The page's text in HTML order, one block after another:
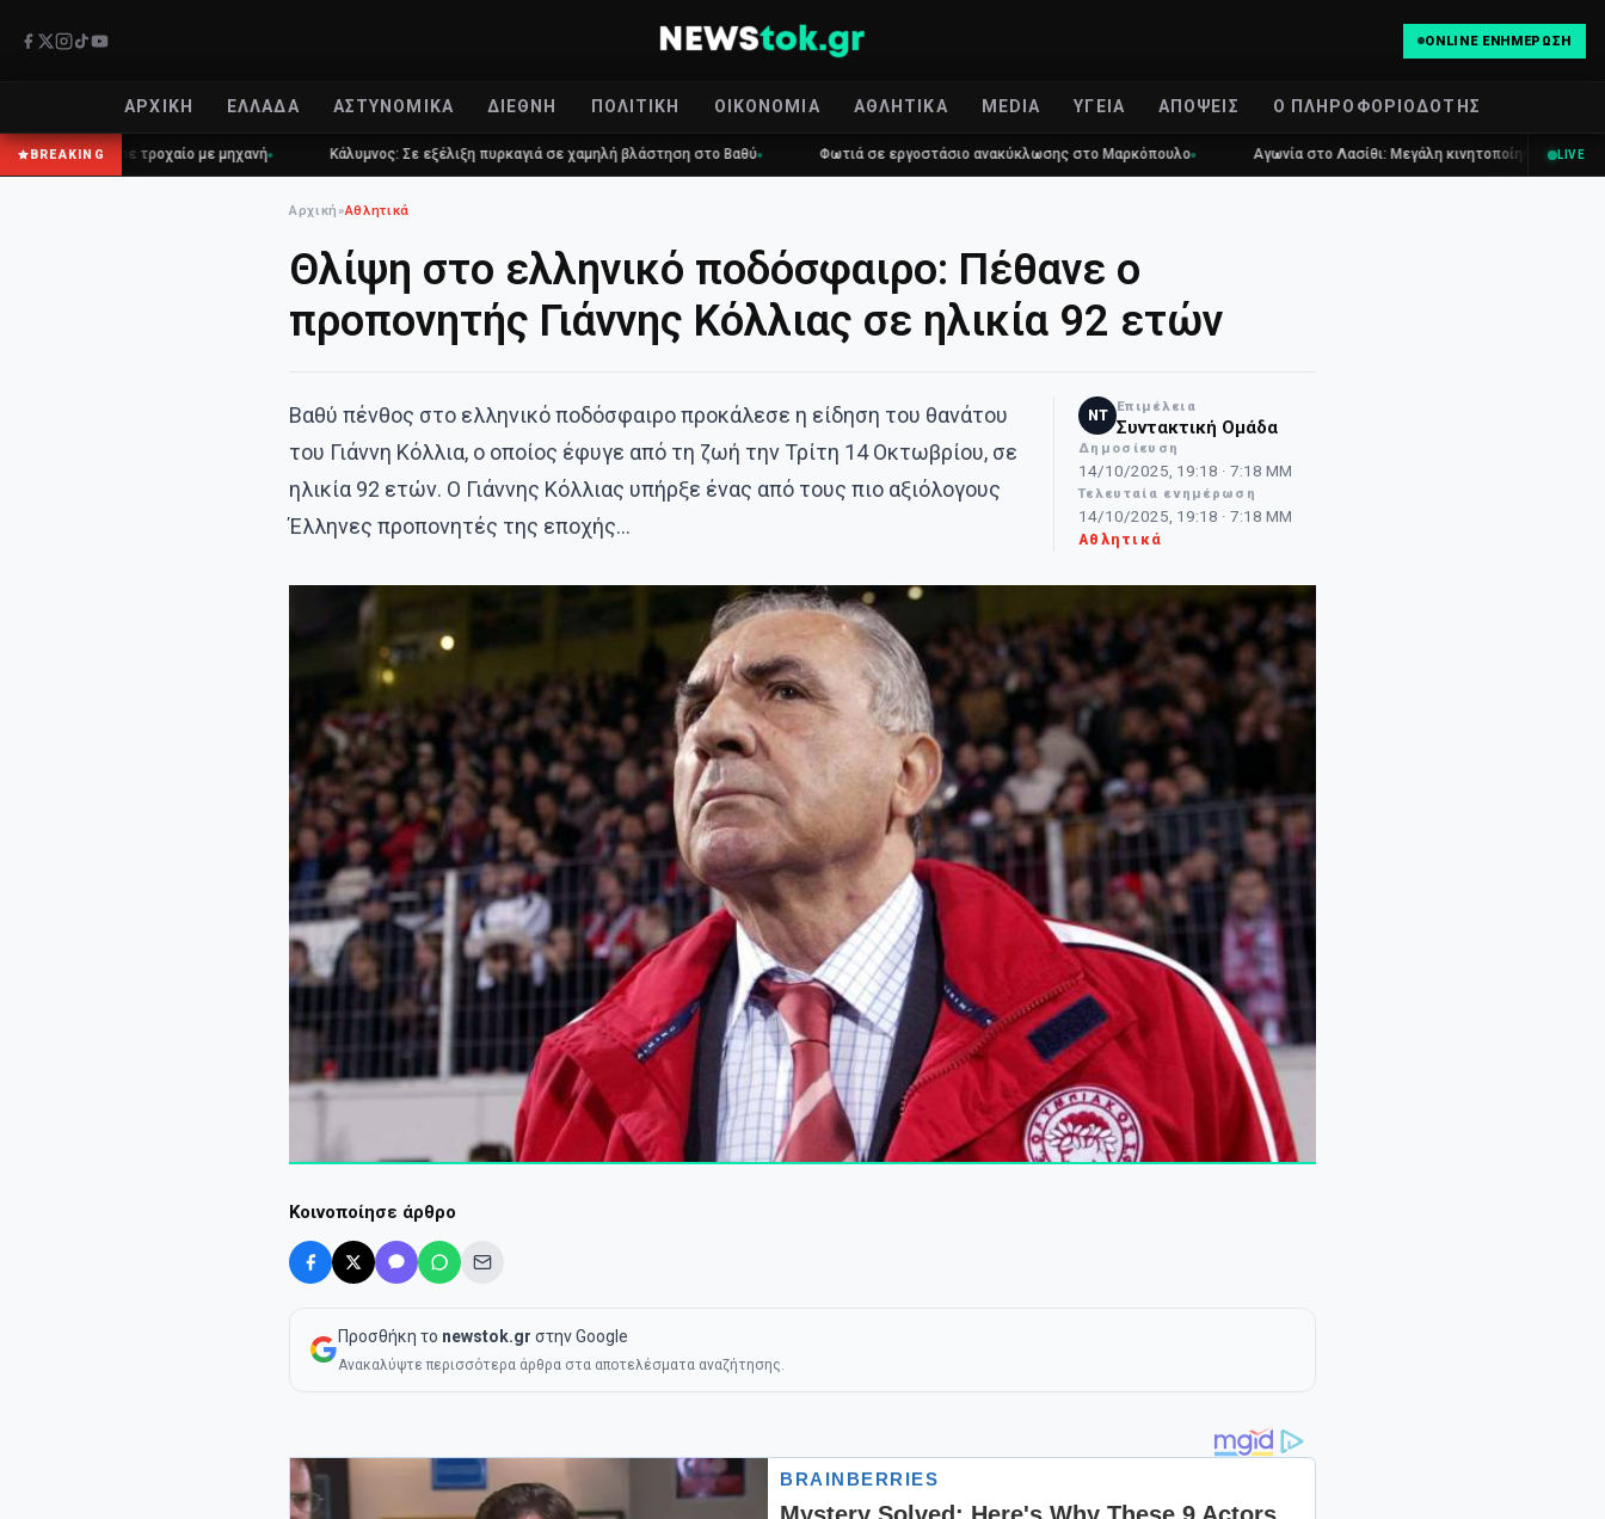
ONLINE ΕΝΗΜΈΡΩΣΗ
ΑΡΧΙΚΉ ΕΛΛΆΔΑ ΑΣΤΥΝΟΜΙΚΆ ΔΙΕΘΝΉ ΠΟΛΙΤΙΚΉ ΟΙΚΟΝΟΜΊΑ ΑΘΛΗΤΙΚΆ MEDIA ΥΓΕΊΑ ΑΠΌΨΕΙΣ Ο ΠΛΗΡΟΦΟΡΙΟΔΌΤΗΣ
BREAKING
σε τροχαίο με μηχανή Κάλυμνος: Σε εξέλιξη πυρκαγιά σε χαμηλή βλάστηση στο Βαθύ Φωτιά σε εργοστάσιο ανακύκλωσης στο Μαρκόπουλο Αγωνία στο Λασίθι: Μεγάλη κινητοποίηση για τη φωτιά στη
LIVE
Αρχική »Αθλητικά
Θλίψη στο ελληνικό ποδόσφαιρο: Πέθανε ο
προπονητής Γιάννης Κόλλιας σε ηλικία 92 ετών
Βαθύ πένθος στο ελληνικό ποδόσφαιρο προκάλεσε η είδηση του θανάτου
του Γιάννη Κόλλια, ο οποίος έφυγε από τη ζωή την Τρίτη 14 Οκτωβρίου, σε
ηλικία 92 ετών. Ο Γιάννης Κόλλιας υπήρξε ένας από τους πιο αξιόλογους
Έλληνες προπονητές της εποχής…
NT Επιμέλεια
Συντακτική Ομάδα
Δημοσίευση
14/10/2025, 19:18 · 7:18 ΜΜ
Τελευταία ενημέρωση
14/10/2025, 19:18 · 7:18 ΜΜ
Αθλητικά
Κοινοποίησε άρθρο
Προσθήκη το newstok.gr στην Google
Ανακαλύψτε περισσότερα άρθρα στα αποτελέσματα αναζήτησης.